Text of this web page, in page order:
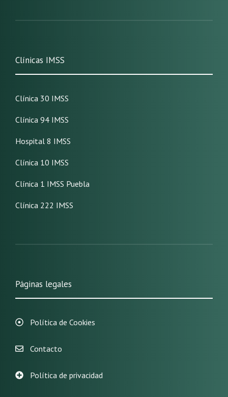
Clínicas IMSS
Clínica 30 IMSS
Clínica 94 IMSS
Hospital 8 IMSS
Clínica 10 IMSS
Clínica 1 IMSS Puebla
Clínica 222 IMSS
Páginas legales
Política de Cookies
Contacto
Política de privacidad